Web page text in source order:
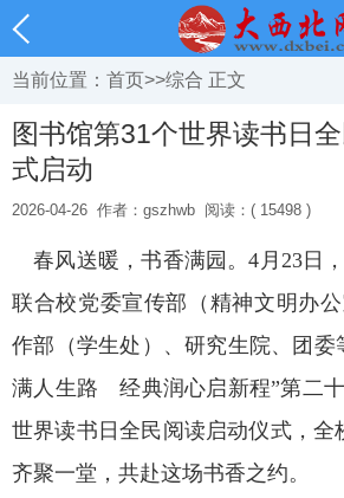
当前位置： 首页>>综合 正文
图书馆第31个世界读书日
式启动
2026-04-26 作者：gszhwb 阅读：( 15498 )
春风送暖，书香满园。4月23日
联合校党委宣传部（精神文明办
作部（学生处）、研究生院、团委
满人生路 经典润心启新程”第二
世界读书日全民阅读启动仪式，全
齐聚一堂，共赴这场书香之约。